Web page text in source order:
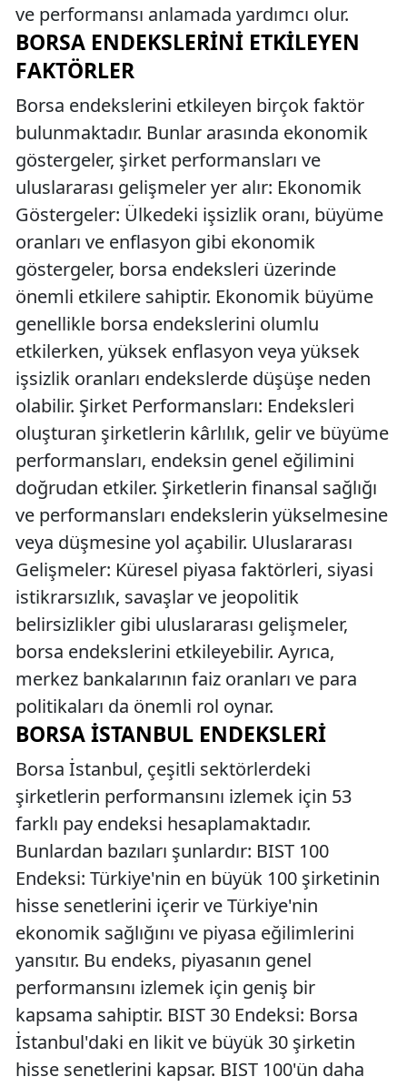
ve performansı anlamada yardımcı olur.
BORSA ENDEKSLERINI ETKILEYEN
FAKTÖRLER
Borsa endekslerini etkileyen birçok faktör
bulunmaktadır. Bunlar arasında ekonomik
göstergeler, şirket performansları ve
uluslararası gelişmeler yer alır: Ekonomik
Göstergeler: Ülkedeki işsizlik oranı, büyüme
oranları ve enflasyon gibi ekonomik
göstergeler, borsa endeksleri üzerinde
önemli etkilere sahiptir. Ekonomik büyüme
genellikle borsa endekslerini olumlu
etkilerken, yüksek enflasyon veya yüksek
işsizlik oranları endekslerde düşüşe neden
olabilir. Şirket Performansları: Endeksleri
oluşturan şirketlerin kârlılık, gelir ve büyüme
performansları, endeksin genel eğilimini
doğrudan etkiler. Şirketlerin finansal sağlığı
ve performansları endekslerin yükselmesine
veya düşmesine yol açabilir. Uluslararası
Gelişmeler: Küresel piyasa faktörleri, siyasi
istikrarsızlık, savaşlar ve jeopolitik
belirsizlikler gibi uluslararası gelişmeler,
borsa endekslerini etkileyebilir. Ayrıca,
merkez bankalarının faiz oranları ve para
politikaları da önemli rol oynar.
BORSA İSTANBUL ENDEKSLERI
Borsa İstanbul, çeşitli sektörlerdeki
şirketlerin performansını izlemek için 53
farklı pay endeksi hesaplamaktadır.
Bunlardan bazıları şunlardır: BIST 100
Endeksi: Türkiye'nin en büyük 100 şirketinin
hisse senetlerini içerir ve Türkiye'nin
ekonomik sağlığını ve piyasa eğilimlerini
yansıtır. Bu endeks, piyasanın genel
performansını izlemek için geniş bir
kapsama sahiptir. BIST 30 Endeksi: Borsa
İstanbul'daki en likit ve büyük 30 şirketin
hisse senetlerini kapsar. BIST 100'ün daha